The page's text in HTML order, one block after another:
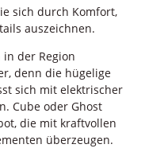
sich durch Komfort,
auszeichnen.
der Region
denn die hügelige
sich mit elektrischer
Cube oder Ghost
die mit kraftvollen
überzeugen.